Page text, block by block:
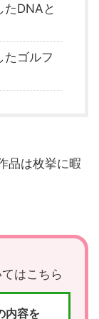
たDNAと
たゴルフ
品は枚挙に暇
はこちら
内容を